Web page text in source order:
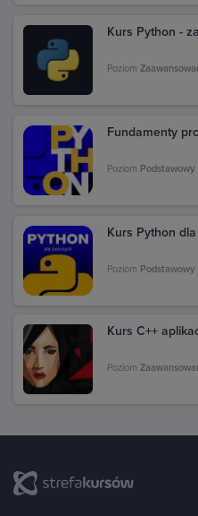
Kurs Python -
Poziom
Fundamenty
Poziom Podstawowy
Kurs Python
Poziom Podstawowy
Kurs C++
Poziom